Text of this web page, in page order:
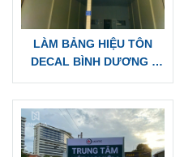
LÀM BẢNG HIỆU TÔN
DECAL BÌNH DƯƠNG |
LƯỢNG